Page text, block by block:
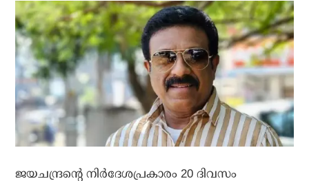
ജയചന്ദ്രന്റെ നിര്‍ദേശപ്രകാരം 20 ദിവസം